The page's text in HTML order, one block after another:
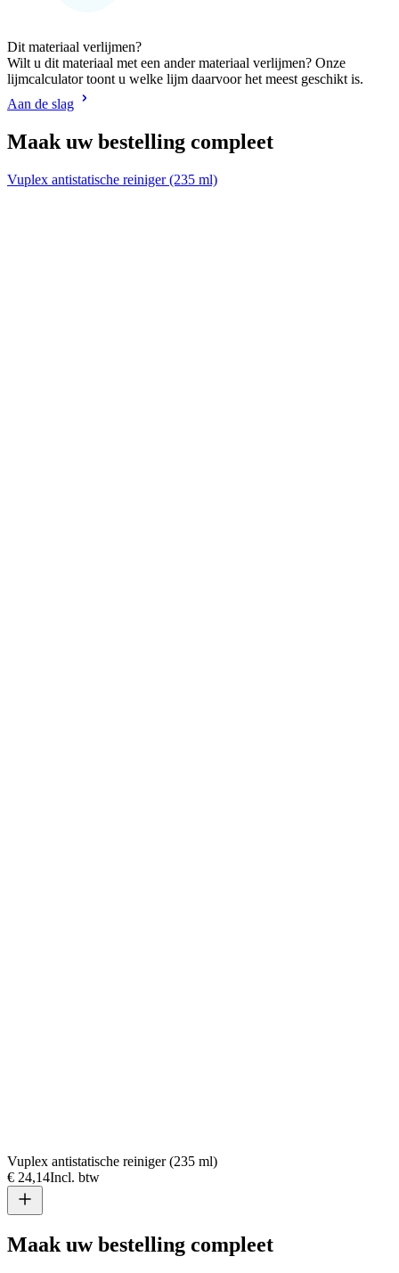
Dit materiaal verlijmen?
Wilt u dit materiaal met een ander materiaal verlijmen? Onze
lijmcalculator toont u welke lijm daarvoor het meest geschikt is.
Aan de slag
Maak uw bestelling compleet
Vuplex antistatische reiniger (235 ml)
Vuplex antistatische reiniger (235 ml)
€ 24,14Incl. btw
Maak uw bestelling compleet